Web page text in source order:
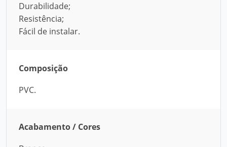
Durabilidade;
Resistência;
Fácil de instalar.
Composição
PVC.
Acabamento / Cores